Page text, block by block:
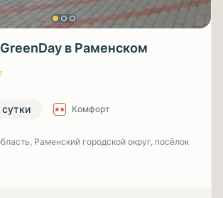
в Раменском
Комфорт
Раменский городской округ, посёлок